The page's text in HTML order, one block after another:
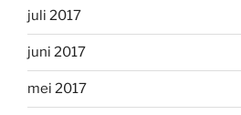
juli 2017
juni 2017
mei 2017